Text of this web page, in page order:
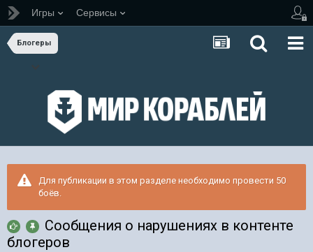
Игры Сервисы
Блогеры
Для публикации в этом разделе необходимо провести 50
боёв.
Сообщения о нарушениях в контенте
блогеров